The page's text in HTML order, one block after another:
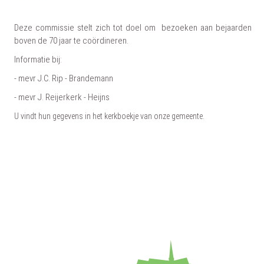
Deze commissie stelt zich tot doel om bezoeken aan bejaarden
boven de 70 jaar te coördineren.
Informatie bij:
- mevr J.C. Rip - Brandemann
- mevr J. Reijerkerk - Heijns
U vindt hun gegevens in het kerkboekje van onze gemeente.